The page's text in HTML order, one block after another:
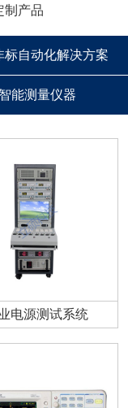
制产品
标自动化解决方案
智能测量仪器
电源测试系统